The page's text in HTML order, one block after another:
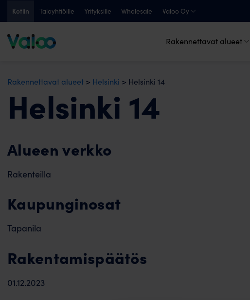
Kotiin Taloyhtiöille Yrityksille Wholesale Valoo Oy
Rakennettavat alueet
Rakennettavat alueet > Helsinki > Helsinki 14
Helsinki 14
Alueen verkko
Rakenteilla
Kaupunginosat
Tapanila
Rakentamispäätös
01.12.2023